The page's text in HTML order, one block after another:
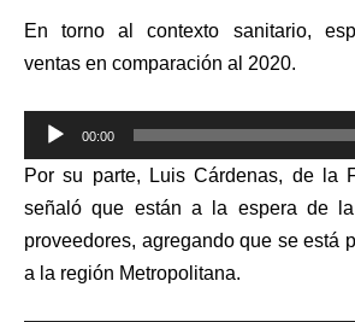
En torno al contexto sanitario,
ventas en comparación al 2020.
Reproductor
de
audio
00:00
Por su parte, Luis Cárdenas, de la
señaló que están a la espera de
proveedores, agregando que se está
a la región Metropolitana.